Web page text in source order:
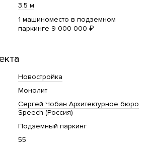
3.5 м
1 машиноместо в подземном
паркинге 9 000 000 ₽
Новостройка
Монолит
Сергей Чобан Архитектурное бюро
Speech (Россия)
Подземный паркинг
55